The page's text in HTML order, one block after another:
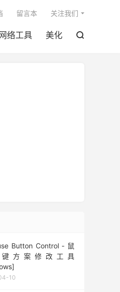
网络工具 美化 
留言本 关注我们
Button Control - 鼠
方案修改工具
10